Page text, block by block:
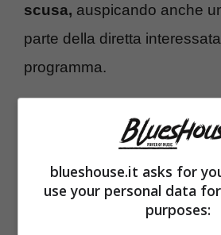
scusa, auspicando anche
parte della diretta
programma.
blueshouse.it asks for
use your personal data
purposes: